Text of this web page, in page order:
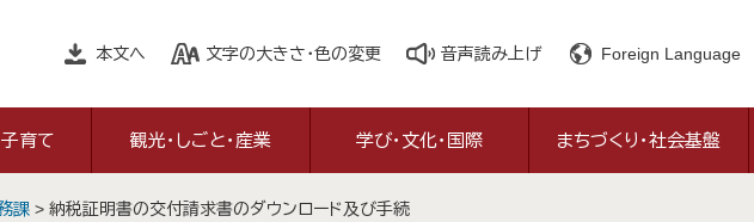
本文へ 文字の大きさ・色の変更 音声読み上げ Foreign Language
子育て 観光・しごと・産業 学び・文化・国際 まちづくり・社会基盤
課 > 納税証明書の交付請求書のダウンロード及び手続